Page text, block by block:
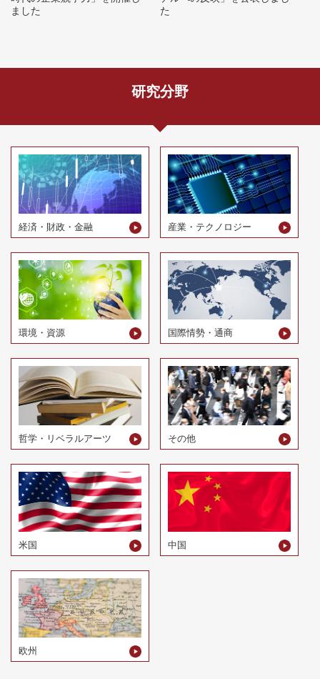
ました
た
研究分野
経済・財政・金融 産業・テクノロジー
環境・資源 国際情勢・通商
哲学・リベラルアーツ その他
米国 中国
欧州